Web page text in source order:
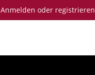
Anmelden oder registrieren